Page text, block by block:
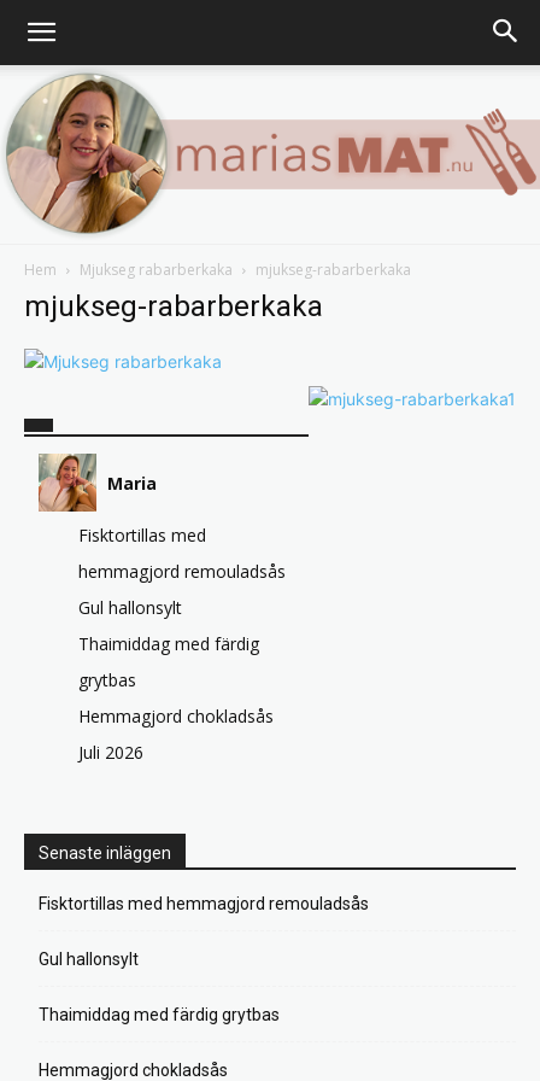
Marias
matblogg
Hem Mjukseg rabarberkaka mjukseg-rabarberkaka
mjukseg-rabarberkaka
Maria
Fisktortillas med
hemmagjord remouladsås
Gul hallonsylt
Thaimiddag med färdig
grytbas
Hemmagjord chokladsås
Juli 2026
Senaste inläggen
Fisktortillas med hemmagjord remouladsås
Gul hallonsylt
Thaimiddag med färdig grytbas
Hemmagjord chokladsås